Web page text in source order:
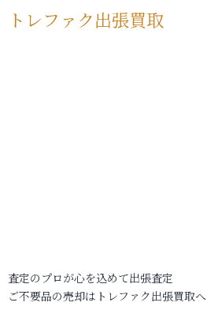
トレファク出張買取
査定のプロが心を込めて出張査定
ご不要品の売却はトレファク出張買取へ